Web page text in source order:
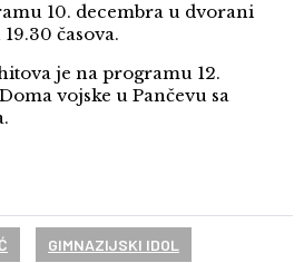
10. decembra u dvorani
časova.
je na programu 12.
vojske u Pančevu sa
GIMNAZIJSKI IDOL